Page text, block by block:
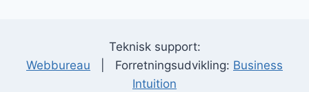
Teknisk support:
Webbureau | Forretningsudvikling: Business
Intuition